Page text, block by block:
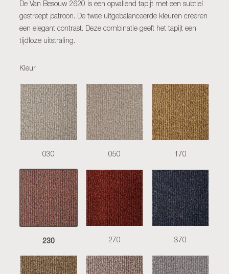
De Van Besouw 2620 is een opvallend tapijt met een subtiel
gestreept patroon. De twee uitgebalanceerde kleuren creëren
een elegant contrast. Deze combinatie geeft het tapijt een
tijdloze uitstraling.
Kleur
030 050 170
230 270 370